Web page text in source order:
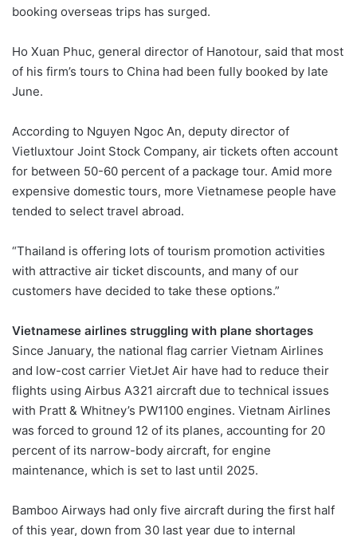
booking overseas trips has surged.
Ho Xuan Phuc, general director of Hanotour, said that most
of his firm’s tours to China had been fully booked by late
June.
According to Nguyen Ngoc An, deputy director of
Vietluxtour Joint Stock Company, air tickets often account
for between 50-60 percent of a package tour. Amid more
expensive domestic tours, more Vietnamese people have
tended to select travel abroad.
“Thailand is offering lots of tourism promotion activities
with attractive air ticket discounts, and many of our
customers have decided to take these options.”
Vietnamese airlines struggling with plane shortages
Since January, the national flag carrier Vietnam Airlines
and low-cost carrier VietJet Air have had to reduce their
flights using Airbus A321 aircraft due to technical issues
with Pratt & Whitney’s PW1100 engines. Vietnam Airlines
was forced to ground 12 of its planes, accounting for 20
percent of its narrow-body aircraft, for engine
maintenance, which is set to last until 2025.
Bamboo Airways had only five aircraft during the first half
of this year, down from 30 last year due to internal